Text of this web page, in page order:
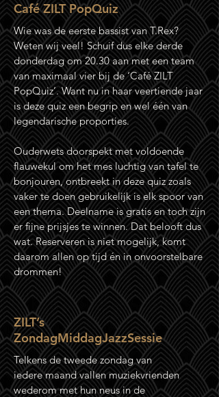
Café ZILT PopQuiz
Wie was de eerste bassist van T.Rex?
Weten wij veel! Schuif dus elke derde
donderdag om 20.30 aan met een team
van maximaal vier bij de ‘Café ZILT
PopQuiz’. Want nu in haar veertiende jaar
is deze quiz een begrip en wel één van
legendarische proporties.
Ouderwets doorspekt met voldoende
flauwekul om het mes luchtig van tafel te
bonjouren, ontbreekt in deze quiz zoals
vaker te doen gebruikelijk is elk spoor van
een thema. Deelname is gratis en toch zijn
er fijne prijsjes te winnen. Dat belooft dus
wat. Reserveren is niet mogelijk, komt
daarom allen op tijd én in onvoorstelbare
drommen!
ZILT’s
ZondagMiddagJazzSessie
Telkens de tweede zondag van
iedere maand vallen muziekvrienden
wederom met hun neus in de